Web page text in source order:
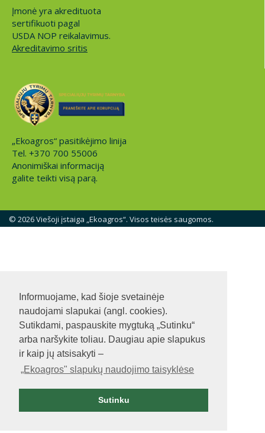
Informuojame, kad šioje svetainėje
naudojami slapukai (angl. cookies).
Sutikdami, paspauskite mygtuką „Sutinku“
arba naršykite toliau. Daugiau apie slapukus
ir kaip jų atsisakyti –
„Ekoagros" slapukų naudojimo taisyklėse
Sutinku
Įmonė yra akredituota
sertifikuoti pagal
USDA NOP reikalavimus.
Akreditavimo sritis
„Ekoagros“ pasitikėjimo linija
Tel. +370 700 55006
Anonimiškai informaciją
galite teikti visą parą.
© 2026 Viešoji įstaiga „Ekoagros“. Visos teisės saugomos.